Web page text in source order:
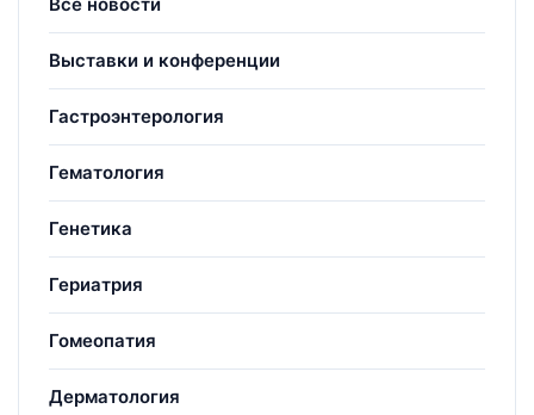
Все новости
Выставки и конференции
Гастроэнтерология
Гематология
Генетика
Гериатрия
Гомеопатия
Дерматология